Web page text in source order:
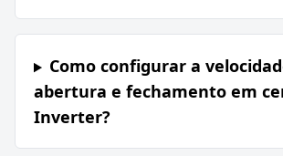
Como configurar a
abertura e fechamento em
Inverter?